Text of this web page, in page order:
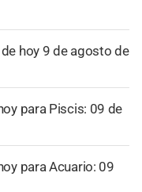
hoy 9 de agosto de
para Piscis: 09 de
para Acuario: 09